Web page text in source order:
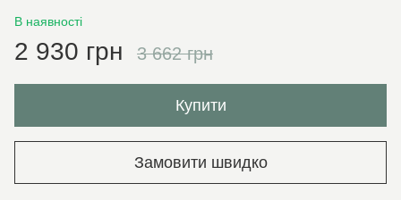
В наявності
2 930 грн 3 662 грн
Купити
Замовити швидко